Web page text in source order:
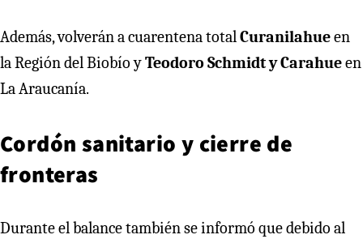
Además, volverán a cuarentena totalCuranilahueen
la Región del Biobío yTeodoro Schmidt y Carahueen
La Araucanía.
Cordón sanitario y cierre de
fronteras
Durante el balance también se informó que debido al